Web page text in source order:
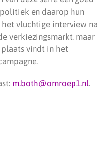
en daarop hun
het vluchtige interview na
verkiezingsmarkt, maar
plaats vindt in het
m.both@omroep1.nl.